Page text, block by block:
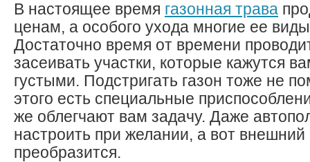
В настоящее время газонная трава
ценам, а особого ухода многие ее
Достаточно время от времени
засеивать участки, которые кажутся
густыми. Подстригать газон тоже не
этого есть специальные
же облегчают вам задачу. Даже
настроить при желании, а вот внешний
преобразится.